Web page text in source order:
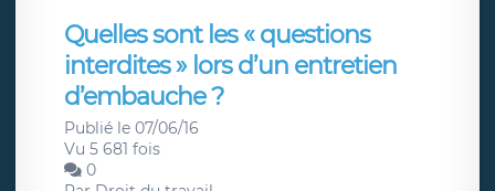
Quelles sont les « questions
interdites » lors d’un entretien
d’embauche ?
Publié le 07/06/16
Vu 5 681 fois
0